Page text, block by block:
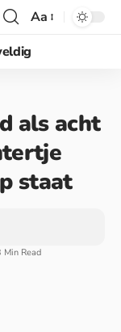
Aa
als acht
staat
Min Read